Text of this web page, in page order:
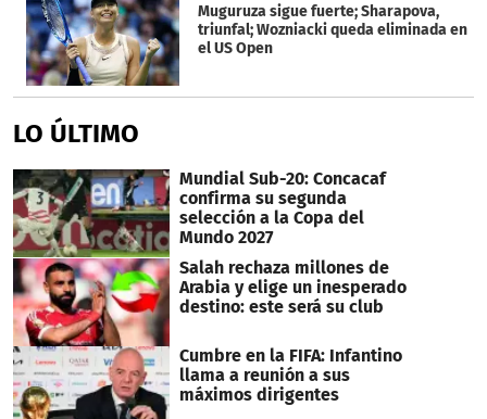
Muguruza sigue fuerte; Sharapova,
triunfal; Wozniacki queda eliminada en
el US Open
LO ÚLTIMO
Mundial Sub-20: Concacaf
confirma su segunda
selección a la Copa del
Mundo 2027
Salah rechaza millones de
Arabia y elige un inesperado
destino: este será su club
Cumbre en la FIFA: Infantino
llama a reunión a sus
máximos dirigentes